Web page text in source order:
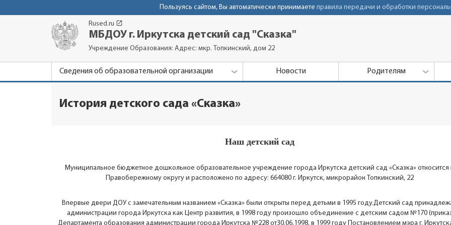
Пользуясь сайтом, Вы автоматически принимаете правила передачи и обработки
Rused.ru launch
МБДОУ г. Иркутска детский сад "Сказка"
Учреждение Образования: Адрес: мкр. Топкинский, дом 22
Сведения об образовательной организации Новости Родителям
История детского сада «Сказка»
Наш детский сад
Муниципальное бюджетное дошкольное образовательное учреждение города Иркутска детский сад «Сказка» относится
Правобережному округу и расположено по адресу: 664080 г. Иркутск, микрорайон Топкинский, 22
Впервые двери ДОУ с замечательным названием «Сказка» были открыты перед детьми в 1995 году.Детский сад
администрации города Иркутска как Центр развития, в 1998 году произошло объединение с детским садом №170
Департамента образования администрации города Иркутска №228 от30.06.1998, в 1999 году Постановлением мэра г.